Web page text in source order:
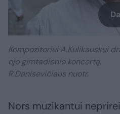
Kompozitoriui A.Kulikauskui
ojo gimtadienio koncertą.
R.Danisevičiaus nuotr.
Nors muzikantui